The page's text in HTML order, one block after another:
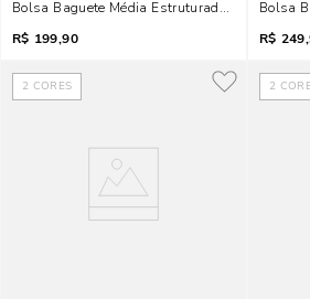
Bolsa Baguete Média Estruturada Soft Liso
R$ 199,90
Bolsa
R$
2 CORES 2